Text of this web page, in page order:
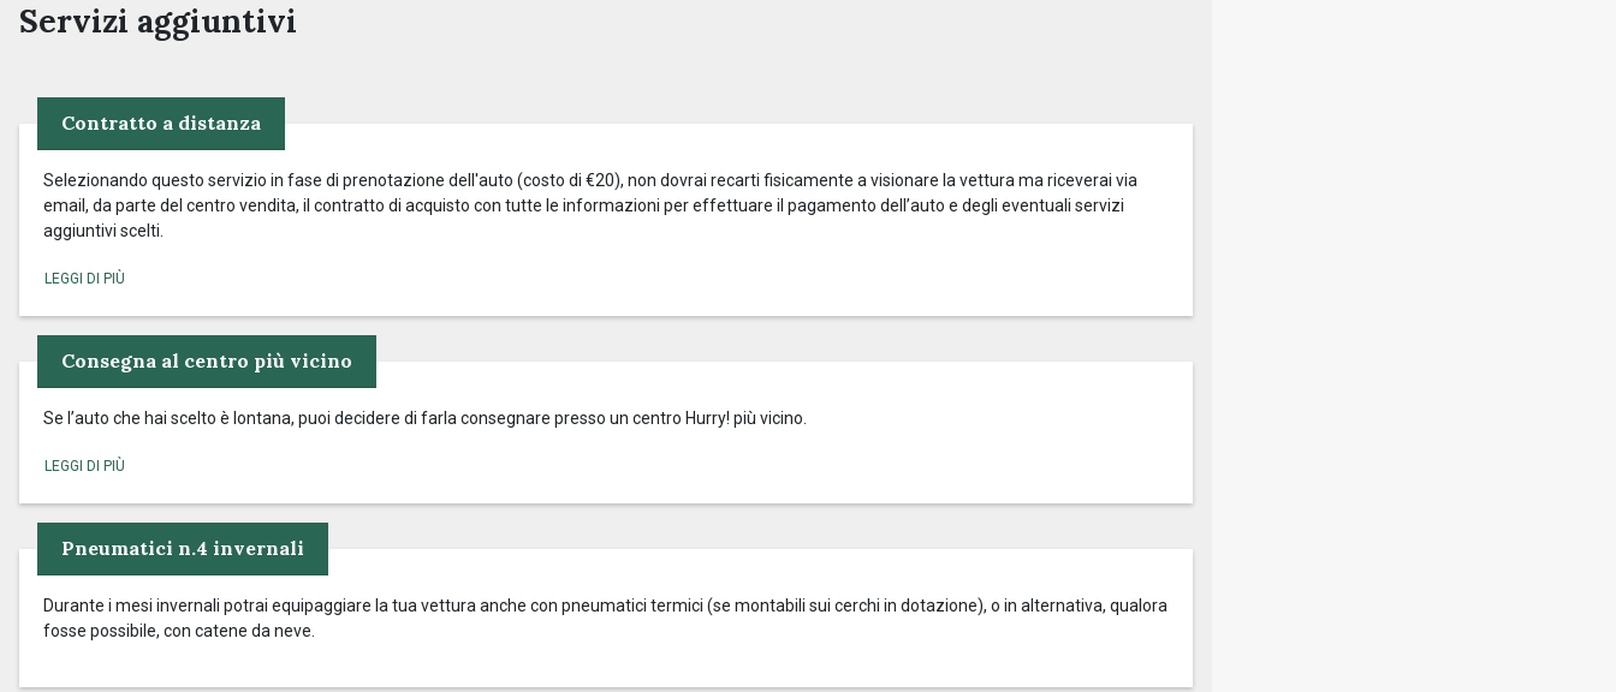
Servizi aggiuntivi
Contratto a distanza
Selezionando questo servizio in fase di prenotazione dell'auto (costo di €20), non dovrai recarti fisicamente a visionare la vettura ma riceverai via
email, da parte del centro vendita, il contratto di acquisto con tutte le informazioni per effettuare il pagamento dell’auto e degli eventuali servizi
aggiuntivi scelti.
Consegna al centro più vicino
Se l’auto che hai scelto è lontana, puoi decidere di farla consegnare presso un centro Hurry! più vicino.
Pneumatici n.4 invernali
Durante i mesi invernali potrai equipaggiare la tua vettura anche con pneumatici termici (se montabili sui cerchi in dotazione), o in alternativa, qualora
fosse possibile, con catene da neve.